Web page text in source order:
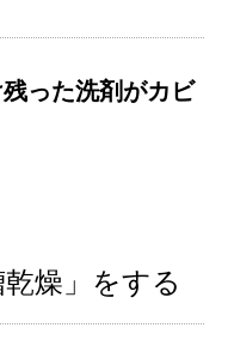
った洗剤がカビ
燥」をする